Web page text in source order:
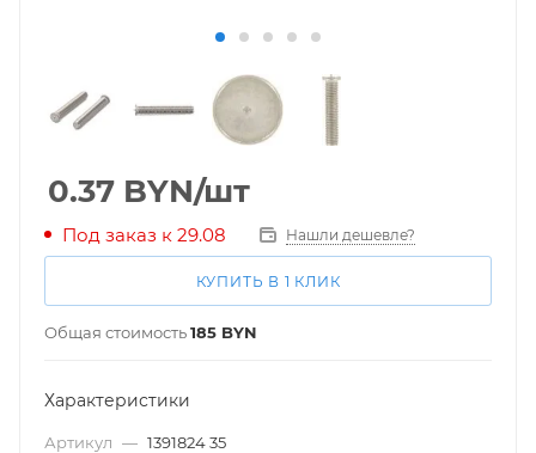
0.37 BYN/шт
Под заказ к 29.08 Нашли дешевле?
КУПИТЬ В 1 КЛИК
Общая стоимость185 BYN
Характеристики
Артикул — 1391824 35